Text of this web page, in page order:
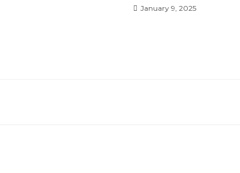
January 9, 2025